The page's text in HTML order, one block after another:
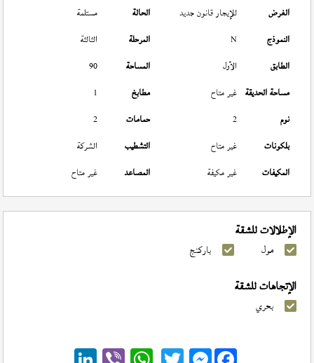
الغرض
للإيجار قانون جديد الحالة
مستلمة
النموذج
N المرحلة
الثالثة
الطابق
الأول المساحة
90
مساحة الحديقة غير متاح مطابخ
1
نوم
2 حمامات
2
بلكونات
غير متاح التشطيب
الشركة
المكيفات
غير مكيفة المصاعد غير متاح
الإطلالات للشقة
مول باركنج
الإتجاهات للشقة
بحري
Messenger